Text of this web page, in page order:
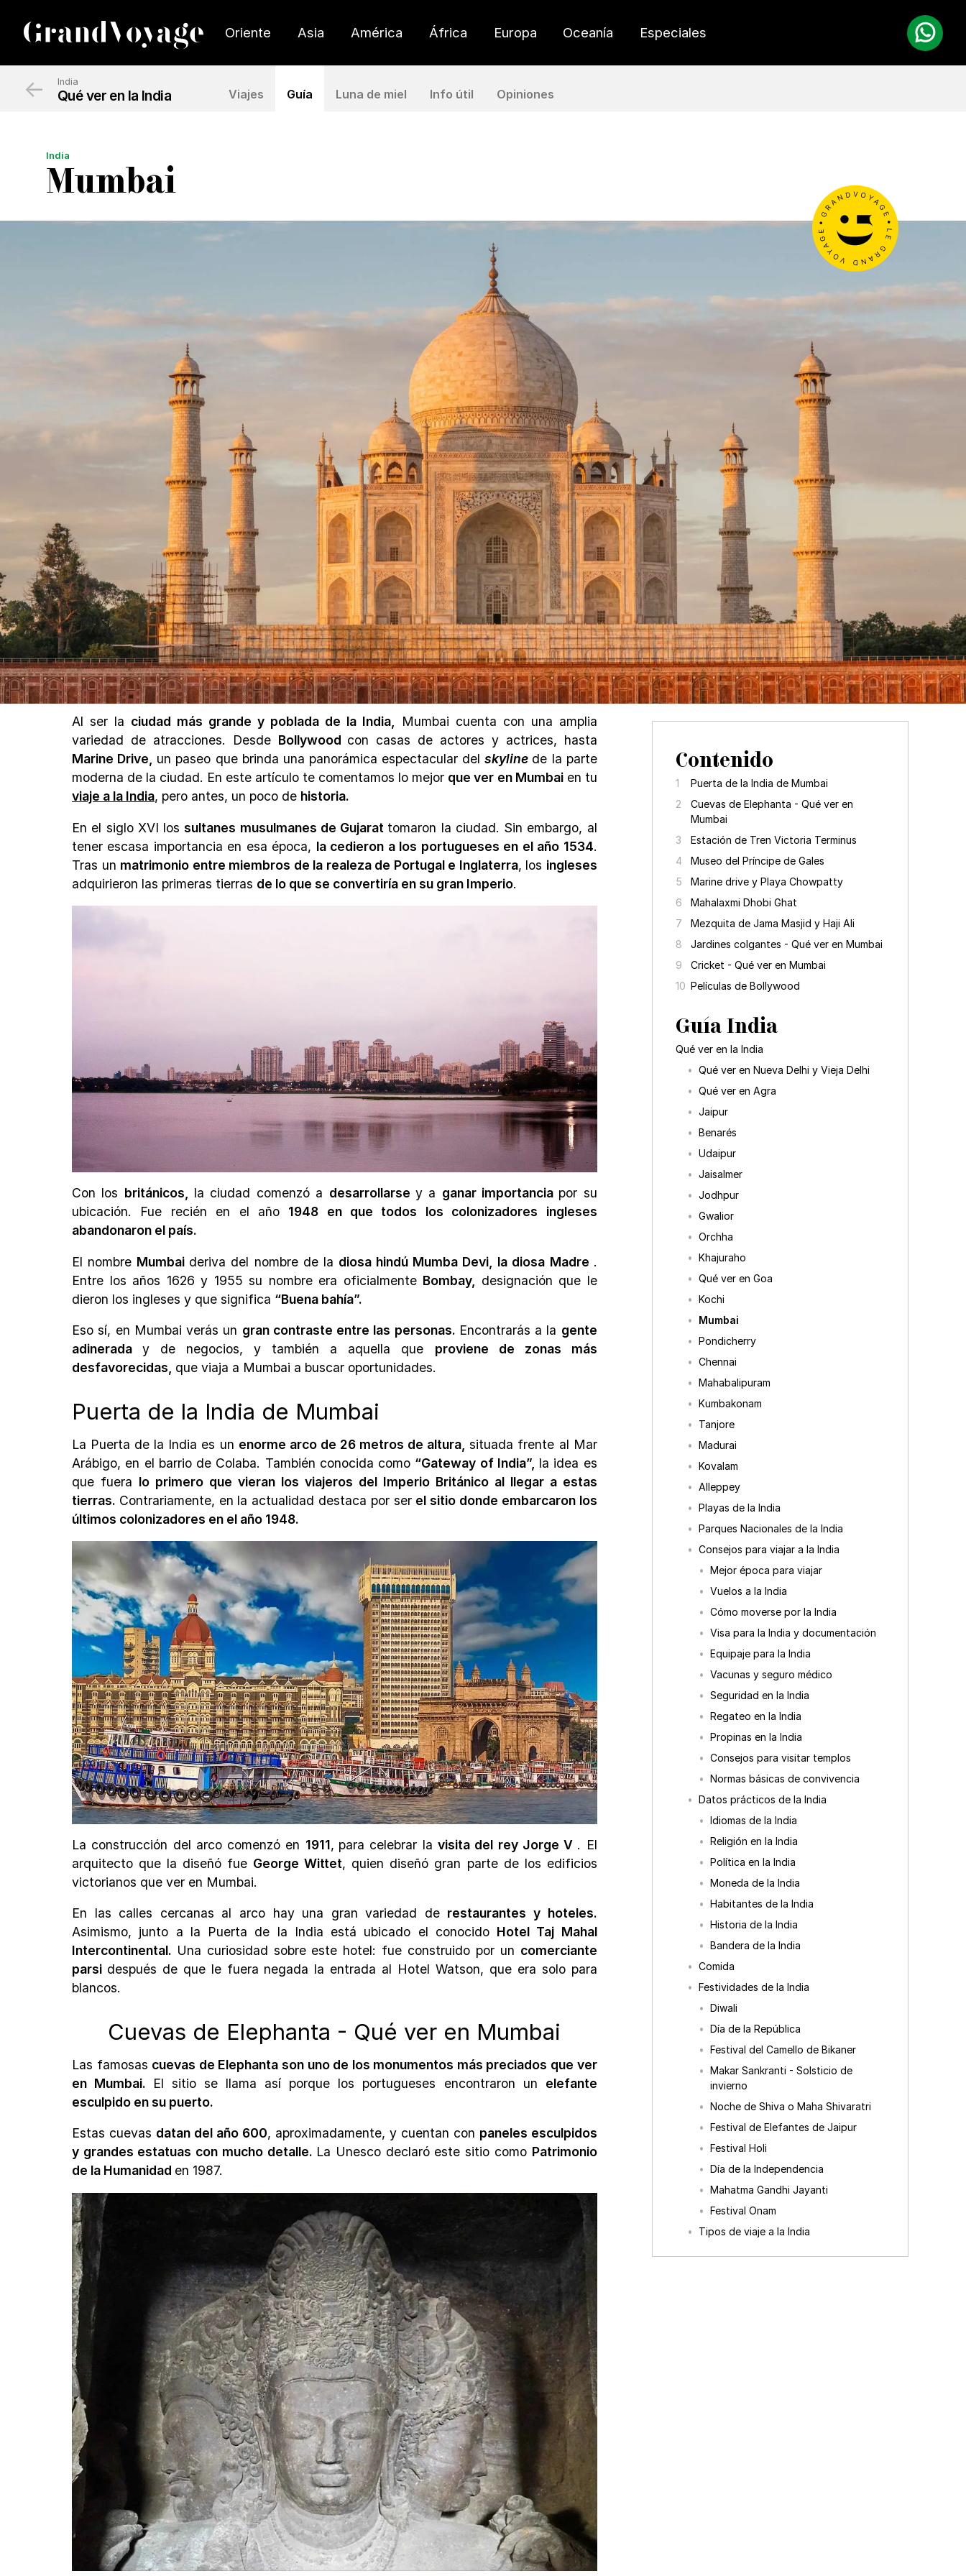
Oriente Asia América África Europa Oceanía Especiales
India
Qué ver en la India Viajes Guía Luna de miel Info útil Opiniones
←
India
Mumbai
Al ser la ciudad más grande y poblada de la India,
Mumbai cuenta con una amplia
variedad de atracciones. Desde Bollywood con casas de actores y actrices, hasta
Marine Drive, un paseo que brinda una panorámica espectacular delskyline de la parte
moderna de la ciudad. En este artículo te comentamos lo mejor que ver en Mumbaien tu
viaje a la India, pero antes, un poco de historia.
En el siglo XVI lossultanes musulmanes de Gujarat tomaron la ciudad. Sin embargo, al
tener escasa importancia en esa época, la cedieron a los portugueses en el año 1534.
Tras un matrimonio entre miembros de la realeza de Portugal e Inglaterra, los ingleses
adquirieron las primeras tierras de lo que se convertiría en su gran Imperio.
Con los británicos, la ciudad comenzó a desarrollarse y a ganar importancia por su
ubicación. Fue recién en el año 1948 en que todos los colonizadores ingleses
abandonaron el país.
El nombre Mumbai deriva del nombre de la diosa hindú Mumba Devi, la diosa Madre .
Entre los años 1626 y 1955 su nombre era oficialmente Bombay, designación que le
dieron los ingleses y que significa “Buena bahía”.
Eso sí, en Mumbai verás un gran contraste entre las personas. Encontrarás a la gente
adineraday de negocios, y también a aquella que proviene de zonas más
desfavorecidas, que viaja a Mumbai a buscar oportunidades.
Puerta de la India de Mumbai
La Puerta de la India es un enorme arco de 26 metros de altura,situada frente al Mar
Arábigo, en el barrio de Colaba. También conocida como “Gateway of India”, la idea es
que fuera lo primero que vieran los viajeros del Imperio Británico al llegar a estas
tierras. Contrariamente, en la actualidad destaca por ser el sitio donde embarcaron los
últimos colonizadores en el año 1948.
La construcción del arco comenzó en 1911, para celebrar la visita del rey Jorge V . El
arquitecto que la diseñó fue George Wittet, quien diseñó gran parte de los edificios
victorianos que ver en Mumbai.
En las calles cercanas al arco hay una gran variedad de restaurantes y hoteles.
Asimismo, junto a la Puerta de la India está ubicado el conocido Hotel Taj Mahal
Intercontinental. Una curiosidad sobre este hotel: fue construido por un comerciante
parsi después de que le fuera negada la entrada al Hotel Watson, que era solo para
blancos.
Cuevas de Elephanta - Qué ver en Mumbai
Las famosas cuevas de Elephanta son uno de los monumentos más preciados que ver
en Mumbai. El sitio se llama así porque los portugueses encontraron un elefante
esculpido en su puerto.
Estas cuevas datan del año 600, aproximadamente, y cuentan con paneles esculpidos
y grandes estatuas con mucho detalle. La Unesco declaró este sitio como Patrimonio
de la Humanidad en 1987.
Contenido
Puerta de la India de Mumbai
Cuevas de Elephanta - Qué ver en
Mumbai
Estación de Tren Victoria Terminus
Museo del Príncipe de Gales
Marine drive y Playa Chowpatty
Mahalaxmi Dhobi Ghat
Mezquita de Jama Masjid y Haji Ali
Jardines colgantes - Qué ver en Mumbai
Cricket - Qué ver en Mumbai
Películas de Bollywood
Guía India
Qué ver en la India
Qué ver en Nueva Delhi y Vieja Delhi
Qué ver en Agra
Jaipur
Benarés
Udaipur
Jaisalmer
Jodhpur
Gwalior
Orchha
Khajuraho
Qué ver en Goa
Kochi
Mumbai
Pondicherry
Chennai
Mahabalipuram
Kumbakonam
Tanjore
Madurai
Kovalam
Alleppey
Playas de la India
Parques Nacionales de la India
Consejos para viajar a la India
Mejor época para viajar
Vuelos a la India
Cómo moverse por la India
Visa para la India y documentación
Equipaje para la India
Vacunas y seguro médico
Seguridad en la India
Regateo en la India
Propinas en la India
Consejos para visitar templos
Normas básicas de convivencia
Datos prácticos de la India
Idiomas de la India
Religión en la India
Política en la India
Moneda de la India
Habitantes de la India
Historia de la India
Bandera de la India
Comida
Festividades de la India
Diwali
Día de la República
Festival del Camello de Bikaner
Makar Sankranti - Solsticio de
invierno
Noche de Shiva o Maha Shivaratri
Festival de Elefantes de Jaipur
Festival Holi
Día de la Independencia
Mahatma Gandhi Jayanti
Festival Onam
Tipos de viaje a la India